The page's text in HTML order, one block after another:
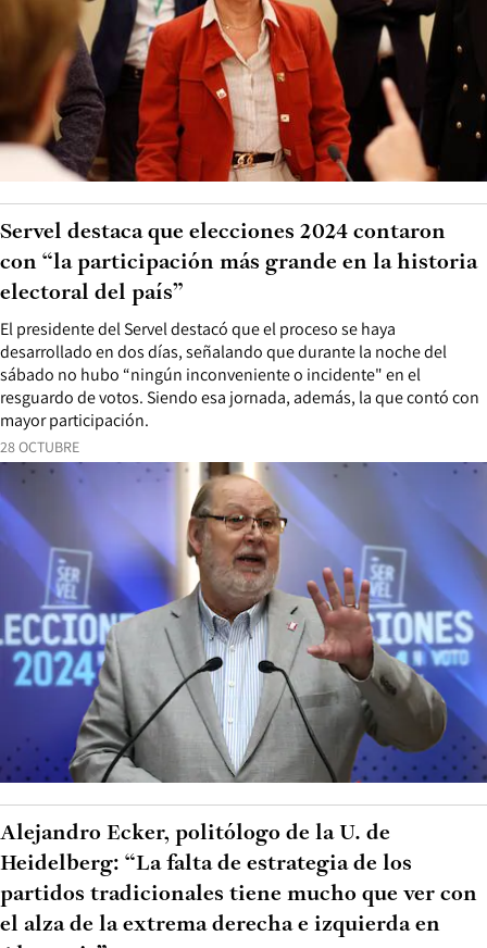
28 OCTUBRE
El presidente del Servel destacó que el proceso se haya
desarrollado en dos días, señalando que durante la noche del
sábado no hubo “ningún inconveniente o incidente" en el
resguardo de votos. Siendo esa jornada, además, la que contó con
mayor participación.
Servel destaca que elecciones 2024 contaron
con “la participación más grande en la historia
electoral del país”
Alejandro Ecker, politólogo de la U. de
Heidelberg: “La falta de estrategia de los
partidos tradicionales tiene mucho que ver con
el alza de la extrema derecha e izquierda en